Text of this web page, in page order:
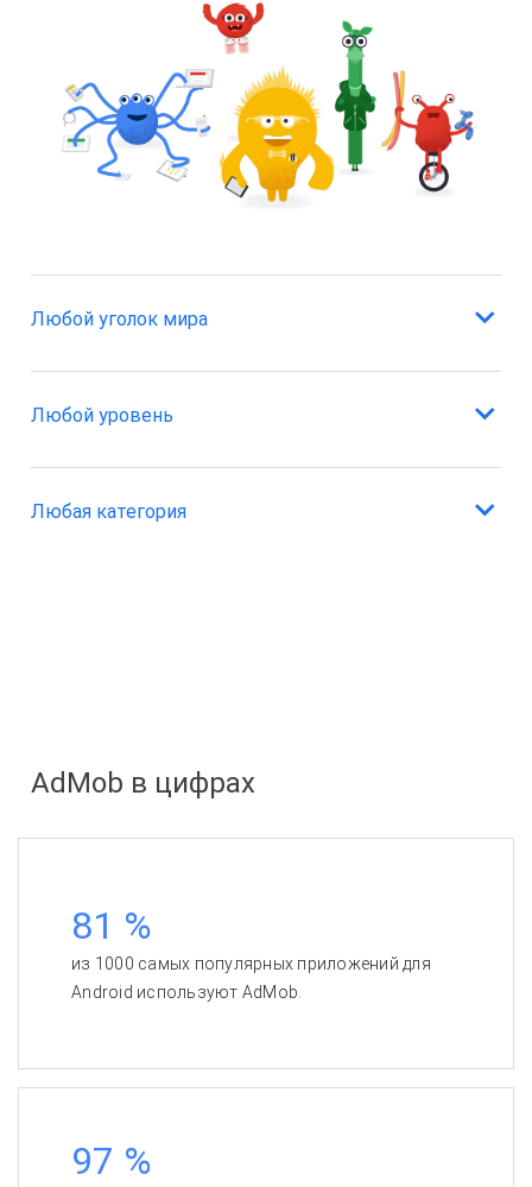
Любой уголок мира
Сервис работает по всему миру, поддерживает разные
Любой уровень
разработчикам. Мы предлагаем множество функций,
Любая категория
AdMob в цифрах
81 %
из 1000 самых популярных приложений для
Android используют AdMob.
97 %